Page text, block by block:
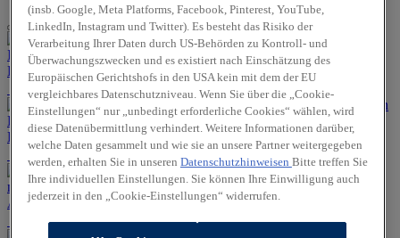
Hyundai INSTER
Hyundai Promise – Geprüfte Gebrauchtwagen
Angebote für Gewerbekunden
(insb. Google, Meta Platforms, Facebook, Pinterest, YouTube,
LinkedIn, Instagram und Twitter). Es besteht das Risiko der
Verarbeitung Ihrer Daten durch US-Behörden zu Kontroll- und
Überwachungszwecken und es existiert nach Einschätzung des
Europäischen Gerichtshofs in den USA kein mit dem der EU
vergleichbares Datenschutzniveau. Wenn Sie über die „Cookie-
Einstellungen“ nur „unbedingt erforderliche Cookies“ wählen, wird
diese Datenübermittlung verhindert. Weitere Informationen darüber,
welche Daten gesammelt und wie sie an unsere Partner weitergegeben
werden, erhalten Sie in unseren Datenschutzhinweisen Bitte treffen Sie
Ihre individuellen Einstellungen. Sie können Ihre Einwilligung auch
jederzeit in den „Cookie-Einstellungen“ widerrufen.